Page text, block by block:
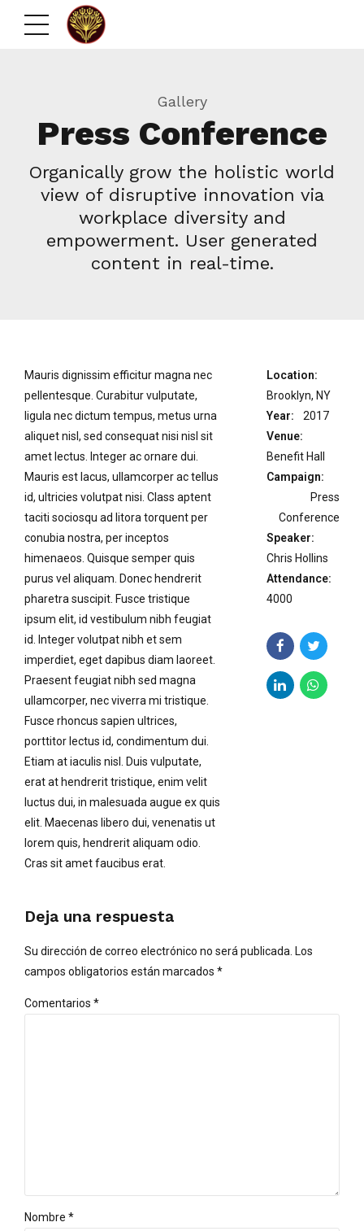
Gallery
Press Conference
Organically grow the holistic world
view of disruptive innovation via
workplace diversity and
empowerment. User generated
content in real-time.
Mauris dignissim efficitur magna nec
pellentesque. Curabitur vulputate,
ligula nec dictum tempus, metus urna
aliquet nisl, sed consequat nisi nisl sit
amet lectus. Integer ac ornare dui.
Mauris est lacus, ullamcorper ac tellus
id, ultricies volutpat nisi. Class aptent
taciti sociosqu ad litora torquent per
conubia nostra, per inceptos
himenaeos. Quisque semper quis
purus vel aliquam. Donec hendrerit
pharetra suscipit. Fusce tristique
ipsum elit, id vestibulum nibh feugiat
id. Integer volutpat nibh et sem
imperdiet, eget dapibus diam laoreet.
Praesent feugiat nibh sed magna
ullamcorper, nec viverra mi tristique.
Fusce rhoncus sapien ultrices,
porttitor lectus id, condimentum dui.
Etiam at iaculis nisl. Duis vulputate,
erat at hendrerit tristique, enim velit
luctus dui, in malesuada augue ex quis
elit. Maecenas libero dui, venenatis ut
lorem quis, hendrerit aliquam odio.
Cras sit amet faucibus erat.
Location:
Brooklyn, NY
Year:
2017
Venue:
Benefit Hall
Campaign:
Press
Conference
Speaker:
Chris Hollins
Attendance:
4000
Deja una respuesta
Su dirección de correo electrónico no será publicada. Los
campos obligatorios están marcados *
Comentarios *
Nombre *